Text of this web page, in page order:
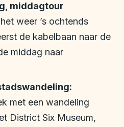
middagtour
weer ’s ochtends
de kabelbaan naar de
middag naar
met een wandeling
District Six Museum,